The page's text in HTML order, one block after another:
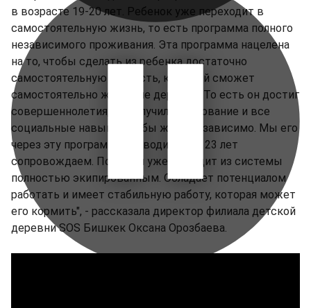
в возрасте 19-20 лет. Ребенок уже переходит в
самостоятельную жизнь, то есть программа полного
независимого проживания. Эта программа нацелена
на то, чтобы сделать из ребенка достаточно
самостоятельную личность, который сможет
самостоятельно жить вне деревни. То есть он достиг
совершеннолетия, он получил образование и все
социальные навыки, чтобы жить независимо. Мы его
через эту программу проводим и до 23 лет
сопровождаем. После он уже выходит из системы
полностью экипированным. Обладает потенциалом
работать и имеет стабильную работу, которая может
его кормить", - рассказала директор филиала детской
деревни SOS Бишкек Оксана Орозбаева.